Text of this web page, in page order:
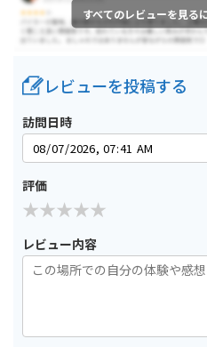
すべてのレビューを見る
レビューを投稿する
訪問日時
評価
レビュー内容